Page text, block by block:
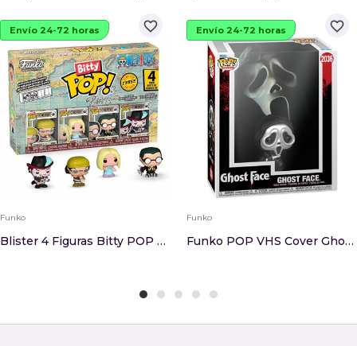
favorite_border
Envío 24-72 horas
Funko
Blister 4 Figuras Bitty POP One Piece Usopp
favorite_border
Envío 24-72 horas
Funko
Funko POP VHS Cover Ghost Face - Ghost Face Met...